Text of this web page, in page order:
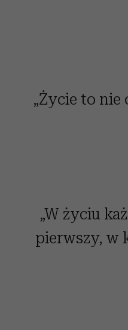
„Życie to nie
„W życiu
pierwszy, w